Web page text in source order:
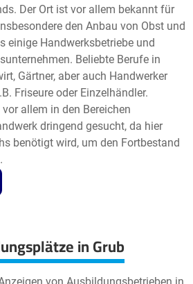
Der Ort ist vor allem bekannt für
den Anbau von Obst und
einige Handwerksbetriebe und
Beliebte Berufe in
Gärtner, aber auch Handwerker
Friseure oder Einzelhändler.
allem in den Bereichen
dringend gesucht, da hier
benötigt wird, um den Fortbestand
in Grub